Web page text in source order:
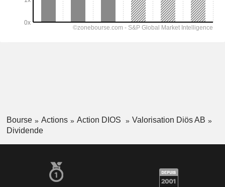
Bourse Actions Action DIOS
Valorisation Diös AB
Dividende